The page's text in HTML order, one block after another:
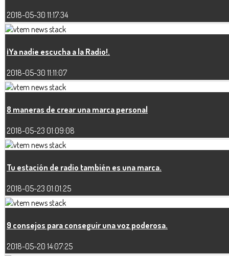
2018-05-30 11:17:34
¡Ya nadie escucha a la Radio!.
2018-05-30 11:11:07
8 maneras de crear una marca personal
2018-05-23 01:09:08
Tu estación de radio también es una marca.
2018-05-23 01:01:25
9 consejos para conseguir una voz poderosa.
2018-05-20 14:07:25